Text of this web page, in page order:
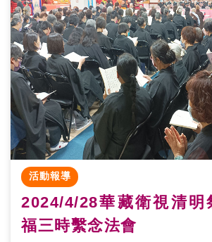
活動報導
2024/4/28華藏衛視清明
福三時繫念法會